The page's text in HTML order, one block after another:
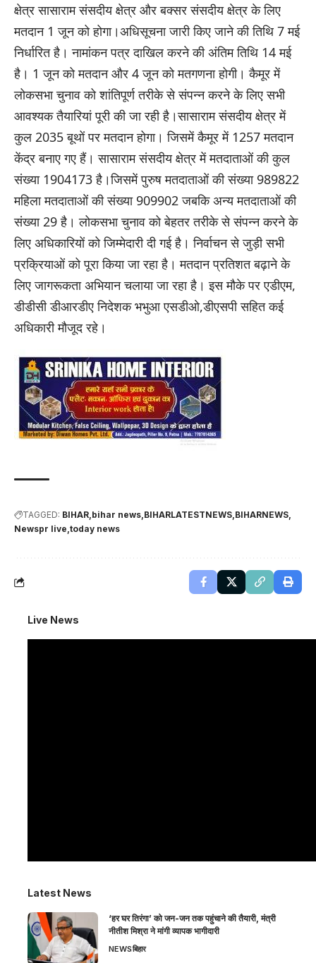
क्षेत्र सासाराम संसदीय क्षेत्र और बक्सर संसदीय क्षेत्र के लिए
मतदान 1 जून को होगा।अधिसूचना जारी किए जाने की तिथि 7 मई
निर्धारित है। नामांकन पत्र दाखिल करने की अंतिम तिथि 14 मई
है। 1 जून को मतदान और 4 जून को मतगणना होगी। कैमूर में
लोकसभा चुनाव को शांतिपूर्ण तरीके से संपन्न करने के लिए सभी
आवश्यक तैयारियां पूरी की जा रही है।सासाराम संसदीय क्षेत्र में
कुल 2035 बूथों पर मतदान होगा। जिसमें कैमूर में 1257 मतदान
केंद्र बनाए गए हैं। सासाराम संसदीय क्षेत्र में मतदाताओं की कुल
संख्या 1904173 है।जिसमें पुरुष मतदाताओं की संख्या 989822
महिला मतदाताओं की संख्या 909902 जबकि अन्य मतदाताओं की
संख्या 29 है। लोकसभा चुनाव को बेहतर तरीके से संपन्न करने के
लिए अधिकारियों को जिम्मेदारी दी गई है। निर्वाचन से जुड़ी सभी
प्रक्रियाओं को पूरा किया जा रहा है। मतदान प्रतिशत बढ़ाने के
लिए जागरूकता अभियान चलाया जा रहा है। इस मौके पर एडीएम,
डीडीसी डीआरडीए निदेशक भभुआ एसडीओ,डीएसपी सहित कई
अधिकारी मौजूद रहे।
TAGGED: BIHAR bihar news BIHARLATESTNEWS BIHARNEWS
Newspr live today news
Live News
Latest News
‘हर घर तिरंगा’ को जन-जन तक पहुंचाने की तैयारी, मंत्री
नीतीश मिश्रा ने मांगी व्यापक भागीदारी
NEWSबिहार